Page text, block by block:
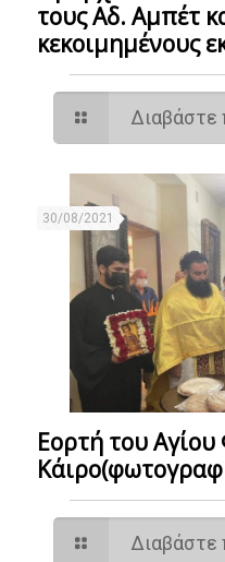
τους Αδ. Αμπέτ
κεκοιμημένους
Διαβάστε
30/08/2021
Εορτή του
Διαβάστε